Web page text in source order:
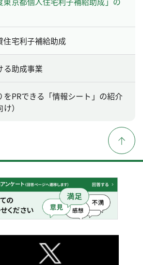
住宅利子補給助成
る助成事業
をPRできる「情報シート」の紹介
）